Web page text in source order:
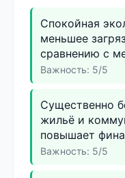
Спокойная
меньшее
сравнению с
Важность: 5/5
Существенно
жильё и
повышает
Важность: 5/5